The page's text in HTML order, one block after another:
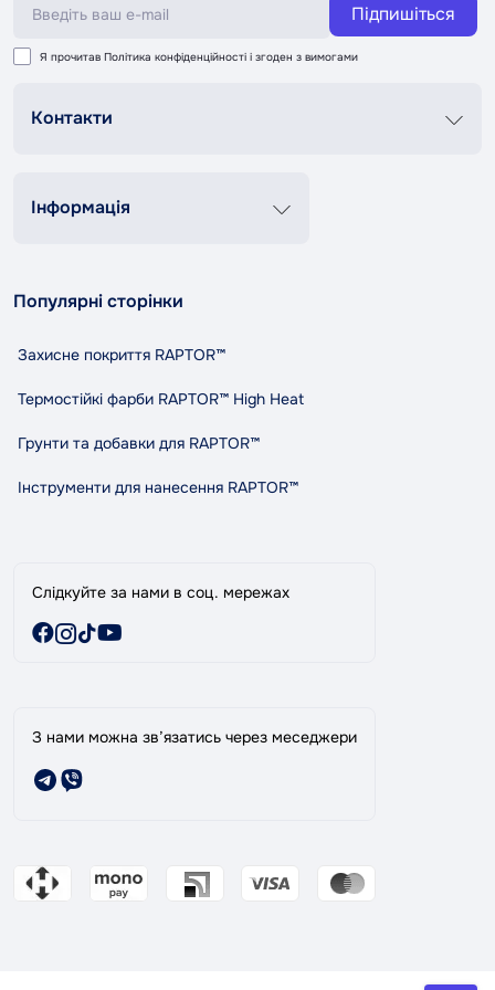
Підпишіться
Я прочитав Політика конфіденційності і згоден з вимогами
Контакти
Сб-Нд 9:00-18:00
contact@tandemshop.ua
Інформація
Доставка та оплата
Політика конфіденційності
Правила та умови користування
Індикативний розхід RAPTOR
Виробники
Популярні сторінки
Захисне покриття RAPTOR™
Термостійкі фарби RAPTOR™ High Heat
Грунти та добавки для RAPTOR™
Інструменти для нанесення RAPTOR™
Слідкуйте за нами в соц. мережах
З нами можна зв’язатись через меседжери